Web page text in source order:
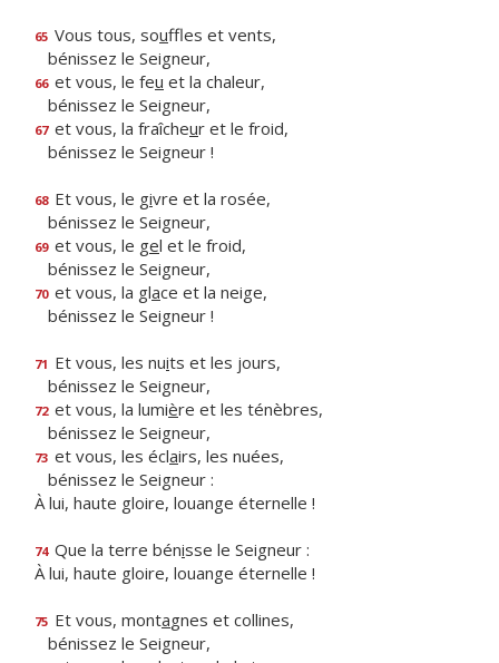
65 Vous tous, souffles et vents,
bénissez le Seigneur,
66 et vous, le feu et la chaleur,
bénissez le Seigneur,
67 et vous, la fraîcheur et le froid,
bénissez le Seigneur !
68 Et vous, le givre et la rosée,
bénissez le Seigneur,
69 et vous, le gel et le froid,
bénissez le Seigneur,
70 et vous, la glace et la neige,
bénissez le Seigneur !
71 Et vous, les nuits et les jours,
bénissez le Seigneur,
72 et vous, la lumière et les ténèbres,
bénissez le Seigneur,
73 et vous, les éclairs, les nuées,
bénissez le Seigneur :
À lui, haute gloire, louange éternelle !
74 Que la terre bénisse le Seigneur :
À lui, haute gloire, louange éternelle !
75 Et vous, montagnes et collines,
bénissez le Seigneur,